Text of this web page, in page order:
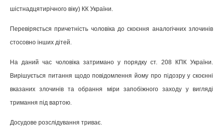
шістнадцятирічного віку) КК України.
Перевіряється причетність чоловіка до скоєння аналогічних злочинів
стосовно інших дітей.
На даний час чоловіка затримано у порядку ст. 208 КПК України.
Вирішується питання щодо повідомлення йому про підозру у скоєнні
вказаних злочинів та обрання міри запобіжного заходу у вигляді
тримання під вартою.
Досудове розслідування триває.